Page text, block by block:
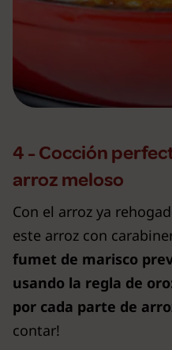
4 - Cocción
arroz meloso
Con el arroz ya
este arroz con
fumet de marisco
usando la regla de
por cada parte de
contar!